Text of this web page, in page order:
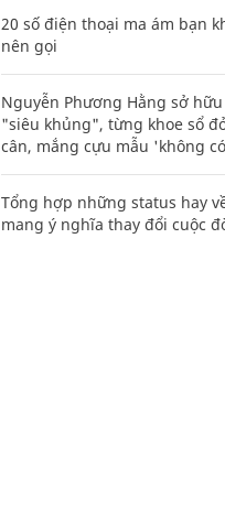
20 số điện thoại ma ám bạn
nên gọi
Nguyễn Phương Hằng sở
"siêu khủng", từng khoe sổ
cân, mắng cựu mẫu 'không
Tổng hợp những status hay
mang ý nghĩa thay đổi cuộc